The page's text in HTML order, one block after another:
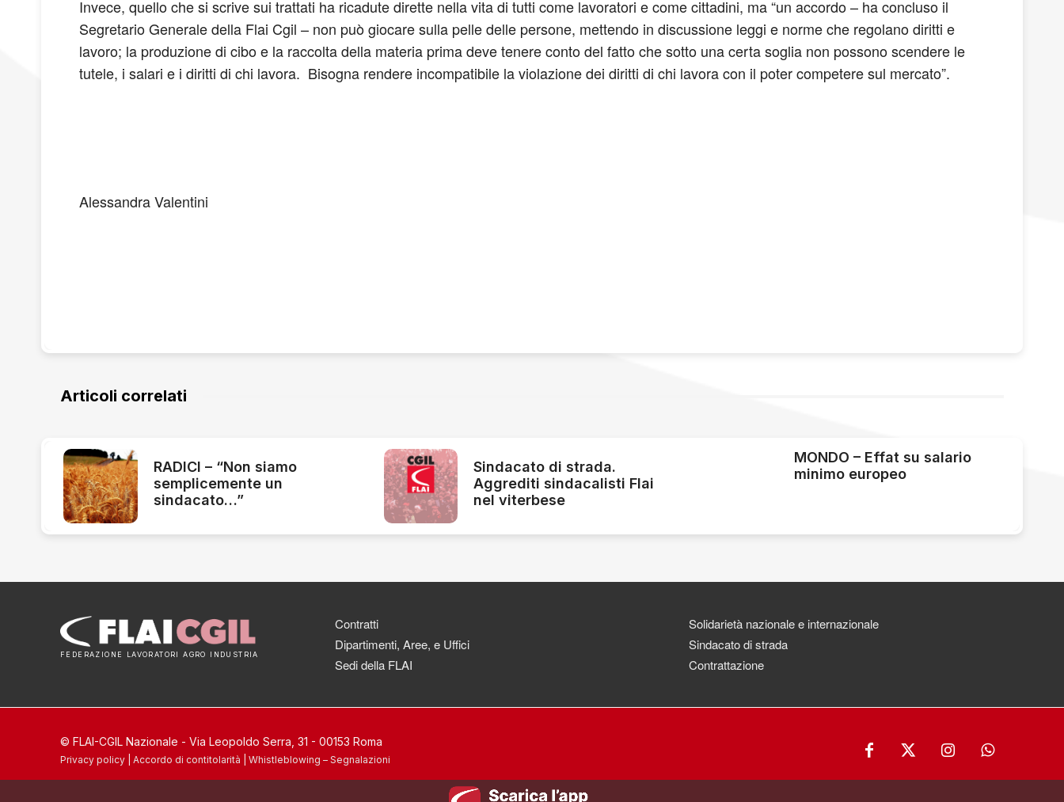
Invece, quello che si scrive sui trattati ha ricadute dirette nella vita di tutti come lavoratori e come cittadini, ma “un accordo – ha concluso il
Segretario Generale della Flai Cgil – non può giocare sulla pelle delle persone, mettendo in discussione leggi e norme che regolano diritti e
lavoro; la produzione di cibo e la raccolta della materia prima deve tenere conto del fatto che sotto una certa soglia non possono scendere le
tutele, i salari e i diritti di chi lavora. Bisogna rendere incompatibile la violazione dei diritti di chi lavora con il poter competere sul mercato”.
Alessandra Valentini
Articoli correlati
RADICI – “Non siamo
semplicemente un
sindacato…”
Sindacato di strada.
Aggrediti sindacalisti Flai
nel viterbese
MONDO – Effat su salario
minimo europeo
FEDERAZIONE LAVORATORI AGRO INDUSTRIA
Contratti
Dipartimenti, Aree, e Uffici
Sedi della FLAI
Solidarietà nazionale e internazionale
Sindacato di strada
Contrattazione
© FLAI-CGIL Nazionale - Via Leopoldo Serra, 31 - 00153 Roma
Privacy policy Accordo di contitolarità Whistleblowing – Segnalazioni